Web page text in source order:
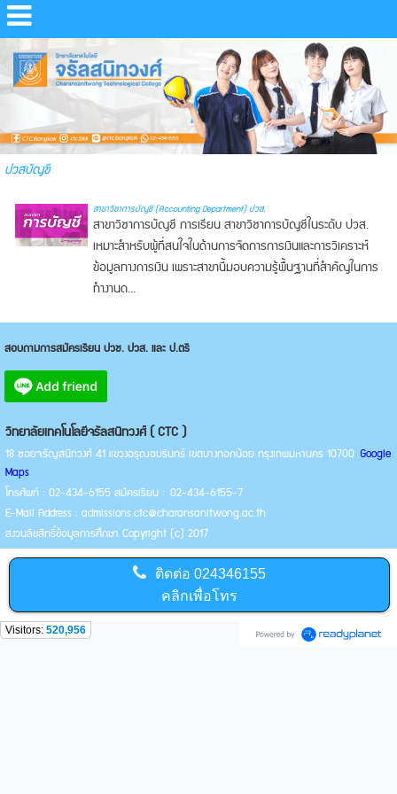
ปวสบัญชี
สาขาวิชาการบัญชี (Accounting Department) ปวส.
สาขาวิชาการบัญชี การเรียน สาขาวิชาการบัญชีในระดับ ปวส.
เหมาะสำหรับผู้ที่สนใจในด้านการจัดการการเงินและการวิเคราะห์
ข้อมูลทางการเงิน เพราะสาขานี้มอบความรู้พื้นฐานที่สำคัญในการ
ทำงานด...
สอบถามการสมัครเรียน ปวช. ปวส. และ ป.ตรี
วิทยาลัยเทคโนโลยีจรัลสนิทวงศ์ ( CTC )
18 ซอยจรัญสนิทวงศ์ 41 แขวงอรุณอมรินทร์ เขตบางกอกน้อย กรุงเทพมหานคร 10700 Google
Maps
โทรศัพท์ : 02-434-6155 สมัครเรียน : 02-434-6155-7
E-Mail Address : admissions.ctc@charansanitwong.ac.th
สงวนลิขสิทธิ์ข้อมูลการศึกษา Copyright (c) 2017
ติดต่อ 024346155
คลิกเพื่อโทร
Visitors: 520,956